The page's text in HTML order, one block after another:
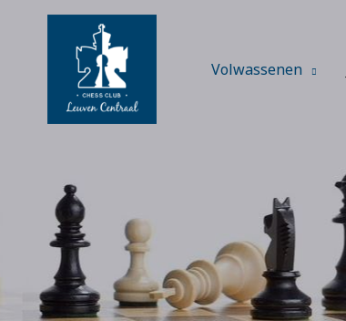
Volwassenen